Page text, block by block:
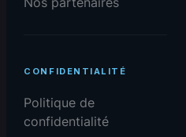
CONFIDENTIALITÉ
Politique de
confidentialité